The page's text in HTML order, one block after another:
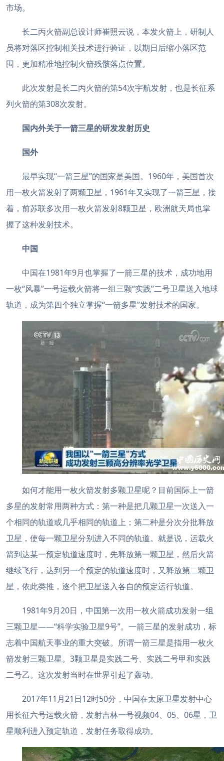
市场。
长二丙火箭副总设计师崔照云说，本发火箭上，研制人
员将对落区控制相关技术进行验证，以期日后缩小落区范
围，更加精准地控制火箭残骸落点位置。
此次发射是长二丙火箭的第54次宇航发射，也是长征系
列火箭的第308次发射。
国内外关于一箭三星的研发发射历史
国外
最早实现“一箭三星”的国家是美国。1960年，美国首次
用一枚火箭发射了两颗卫星，1961年又实现了一箭三星，接
着，前苏联多次用一枚火箭发射8颗卫星，欧洲航天局也掌
握了这种发射技术。
中国
中国在1981年9月也掌握了一箭三星的技术，成功地用
一枚“风暴”一号运载火箭将一组三颗“实践”二号卫星送入地球
轨道，成为第四个独立掌握“一箭多星”发射技术的国家。
如何才能用一枚火箭发射多颗卫星呢？目前国际上一箭
多星的发射常用两种方式：第一种是把几颗卫星一次送入一
个相同的轨道或几乎相同的轨道上；第二种是分次分批释放
卫星，使每一颗卫星分别进入不同的轨道。就是说，运载火
箭到达某一预定轨道速度时，先释放第一颗卫星，然后火箭
继续飞行，达到另一个预定的轨道速度时，又释放第二颗卫
星，依此类推，逐个把卫星送入各自的预定运行轨道。
1981年9月20日，中国第一次用一枚火箭成功发射一组
三颗卫星——“科学实验卫星9号”。一箭三星的发射成功，标
志着中国航天事业的重大突破。所谓一箭三星是指用一枚火
箭发射三颗卫星。3颗卫星是实践二号、实践二号甲和实践
二号乙。这次发射当时在世界引起了轰动。
2017年11月21日12时50分，中国在太原卫星发射中心
用长征六号运载火箭，发射吉林一号视频04、05、06星，卫
星顺利进入预定轨道，发射任务取得成功。